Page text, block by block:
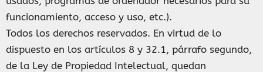
funcionamiento, acceso y uso, etc.).
Todos los derechos reservados. En virtud de lo
dispuesto en los artículos 8 y 32.1, párrafo segundo,
de la Ley de Propiedad Intelectual, quedan